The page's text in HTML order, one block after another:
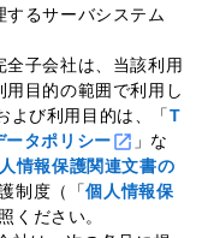
るサーバシステム
子会社は、当該利用
目的の範囲で利用し
よび利用目的は、「T
タポリシー
」な
情報保護関連文書の
制度（「個人情報保
ください。